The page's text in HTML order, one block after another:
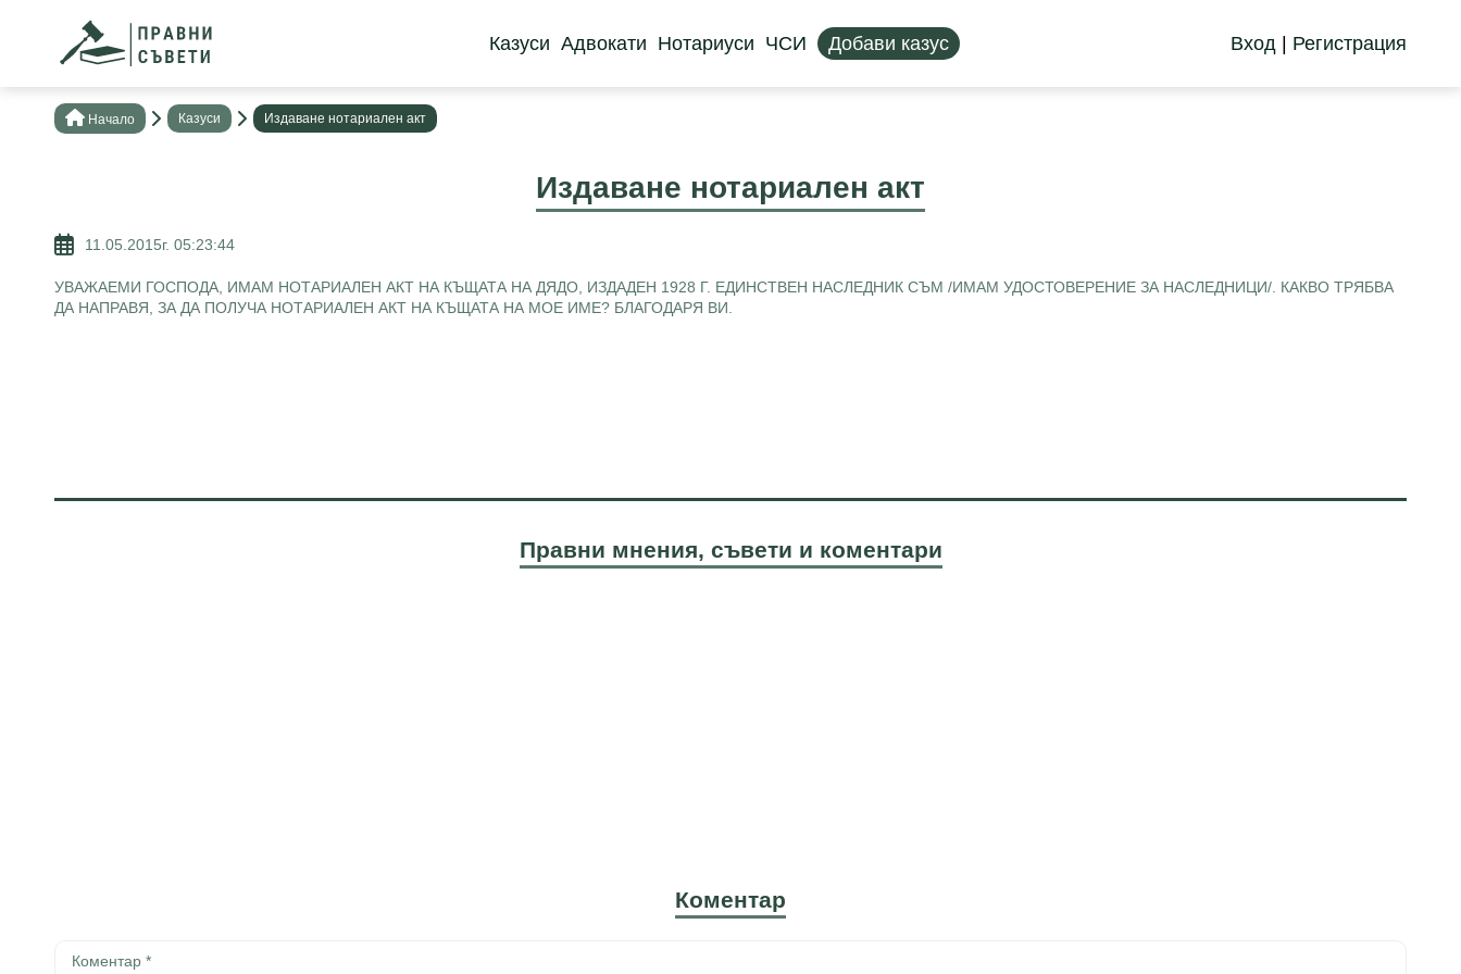
Казуси Адвокати Нотариуси ЧСИ Добави казус Вход | Регистрация
Нaчало Казуси Издаване нотариален акт
Издаване нотариален акт
11.05.2015г. 05:23:44
УВАЖАЕМИ ГОСПОДА, ИМАМ НОТАРИАЛЕН АКТ НА КЪЩАТА НА ДЯДО, ИЗДАДЕН 1928 Г. ЕДИНСТВЕН НАСЛЕДНИК СЪМ /ИМАМ УДОСТОВЕРЕНИЕ ЗА НАСЛЕДНИЦИ/. КАКВО ТРЯБВА
ДА НАПРАВЯ, ЗА ДА ПОЛУЧА НОТАРИАЛЕН АКТ НА КЪЩАТА НА МОЕ ИМЕ? БЛАГОДАРЯ ВИ.
Правни мнения, съвети и коментари
Коментар